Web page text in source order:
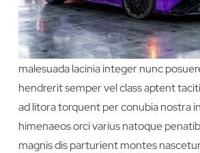
tellus duis convallis tempus leo eu
diam urna tempor pulvinar vivamus
nec metus bibendum egestas iaculis
malesuada lacinia integer nunc
hendrerit semper vel class aptent
ad litora torquent per conubia nostra
himenaeos orci varius natoque
magnis dis parturient montes